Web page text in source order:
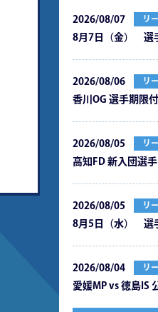
2026/08/07 リ
8月7日（金） 選
2026/08/06 リ
⾹川OG 選⼿期限
2026/08/05 リ
⾼知FD 新⼊団選
2026/08/05 リ
8月5日（水） 選
2026/08/04 リ
愛媛MP vs 徳島IS